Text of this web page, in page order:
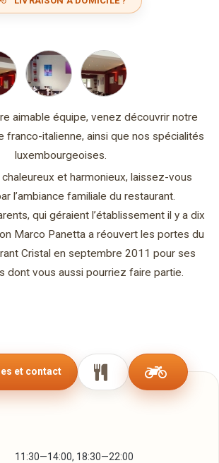
aimable équipe, venez découvrir notre
franco-italienne, ainsi que nos spécialités
luxembourgeoises.
et harmonieux, laissez-vous
l’ambiance familiale du restaurant.
qui géraient l’établissement il y a dix
Marco Panetta a réouvert les portes du
Cristal en septembre 2011 pour ses
dont vous aussi pourriez faire partie.
et contact
11:30—14:00, 18:30—22:00